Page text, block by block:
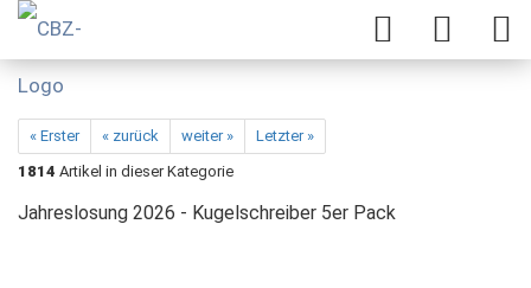
« Erster « zurück weiter »
Letzter »
1814 Artikel in dieser Kategorie
Jahreslosung 2026 - Kugelschreiber 5er Pack